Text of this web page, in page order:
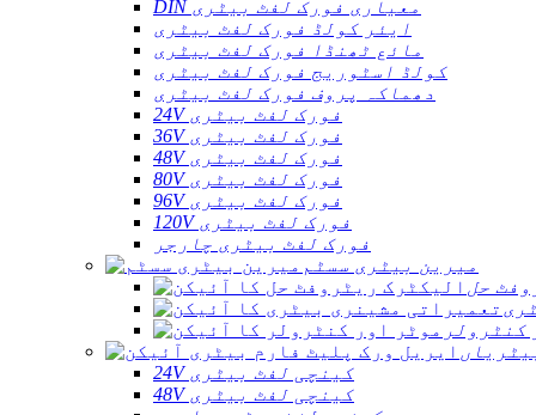
DIN معیاری فورک لفٹ بیٹری
ایئر کولڈ فورک لفٹ بیٹری
مائع ٹھنڈا فورک لفٹ بیٹری
کولڈ اسٹوریج فورک لفٹ بیٹری
دھماکہ پروف فورک لفٹ بیٹری
24V فورک لفٹ بیٹری
36V فورک لفٹ بیٹری
48V فورک لفٹ بیٹری
80V فورک لفٹ بیٹری
96V فورک لفٹ بیٹری
120V فورک لفٹ بیٹری
فورک لفٹ بیٹری چارجر
میرین بیٹری سسٹم
حل
کنٹرولر
24V کینچی لفٹ بیٹری
48V کینچی لفٹ بیٹری